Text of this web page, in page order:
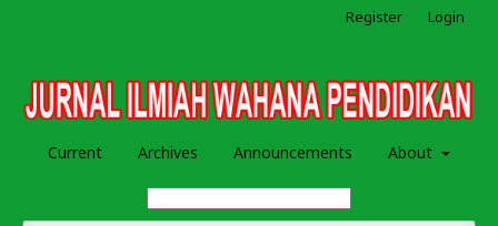
Current Archives Announcements About
Register Login